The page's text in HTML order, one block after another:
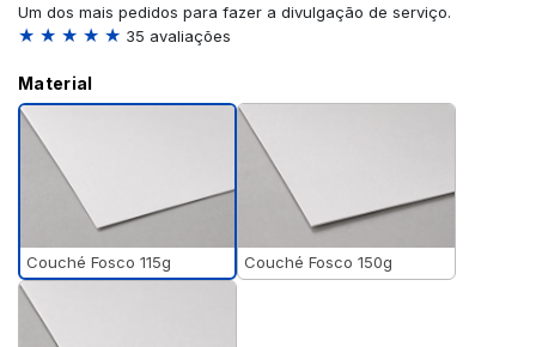
Um dos mais pedidos para fazer a divulgação de serviço.
★ ★ ★ ★ ★ 35 avaliações
Material
Couché Fosco 115g Couché Fosco 150g